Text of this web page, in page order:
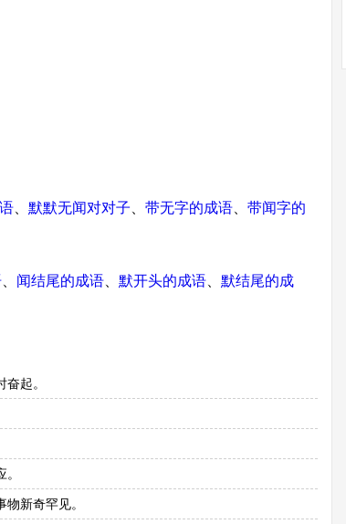
默默无闻对对子 带无字的成语
带闻字的
闻结尾的成语 默开头的成语
默结尾的成
起。
新奇罕见。